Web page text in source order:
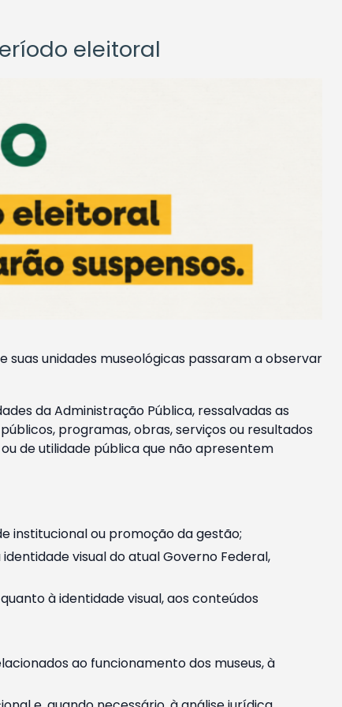
eleitoral
suas unidades museológicas passaram a observar
da Administração Pública, ressalvadas as
programas, obras, serviços ou resultados
de utilidade pública que não apresentem
institucional ou promoção da gestão;
visual do atual Governo Federal,
à identidade visual, aos conteúdos
ao funcionamento dos museus, à